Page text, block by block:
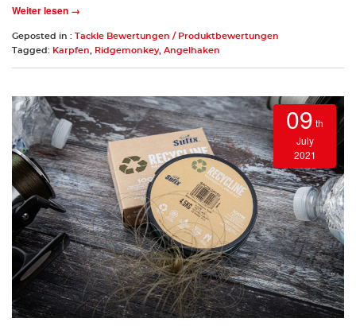
Weiter lesen →
Geposted in : Tackle Bewertungen / Produktbewertungen
Tagged: Karpfen, Ridgemonkey, Angelhaken
09 th
July
2021